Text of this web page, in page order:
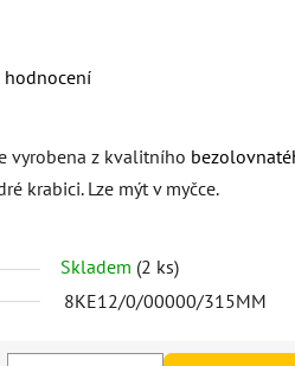
hodnocení
vyrobena z kvalitního
krabici. Lze mýt v myčce.
Skladem (2 ks)
8KE12/0/00000/315MM